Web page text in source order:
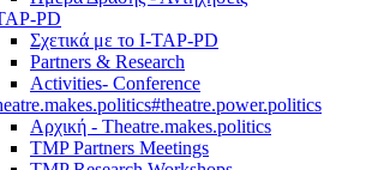
PD
Σχετικά με το I-TAP-PD
Partners & Research
Activities- Conference
Αρχική - Theatre.makes.politics
TMP Partners Meetings